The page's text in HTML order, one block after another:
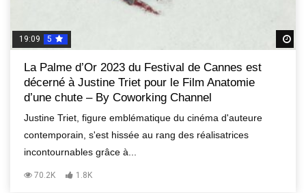
19:09 5
La Palme d’Or 2023 du Festival de Cannes est
décerné à Justine Triet pour le Film Anatomie
d’une chute – By Coworking Channel
Justine Triet, figure emblématique du cinéma d'auteure
contemporain, s'est hissée au rang des réalisatrices
incontournables grâce à...
70.2K 1.8K